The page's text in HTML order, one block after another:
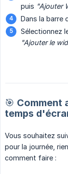
puis "Ajouter
Dans la barre
Sélectionnez
"Ajouter le
🎯
temps
Vous souhaitez
pour la journée,
comment faire :